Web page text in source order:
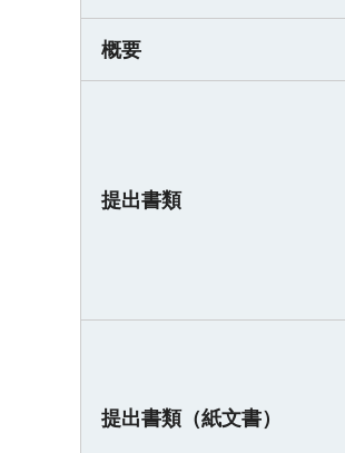
概要
提出書類
提出書類（紙文書）